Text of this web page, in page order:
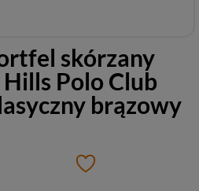
skórzany
Polo Club
brązowy